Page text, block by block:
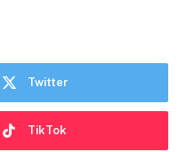
Twitter
TikTok